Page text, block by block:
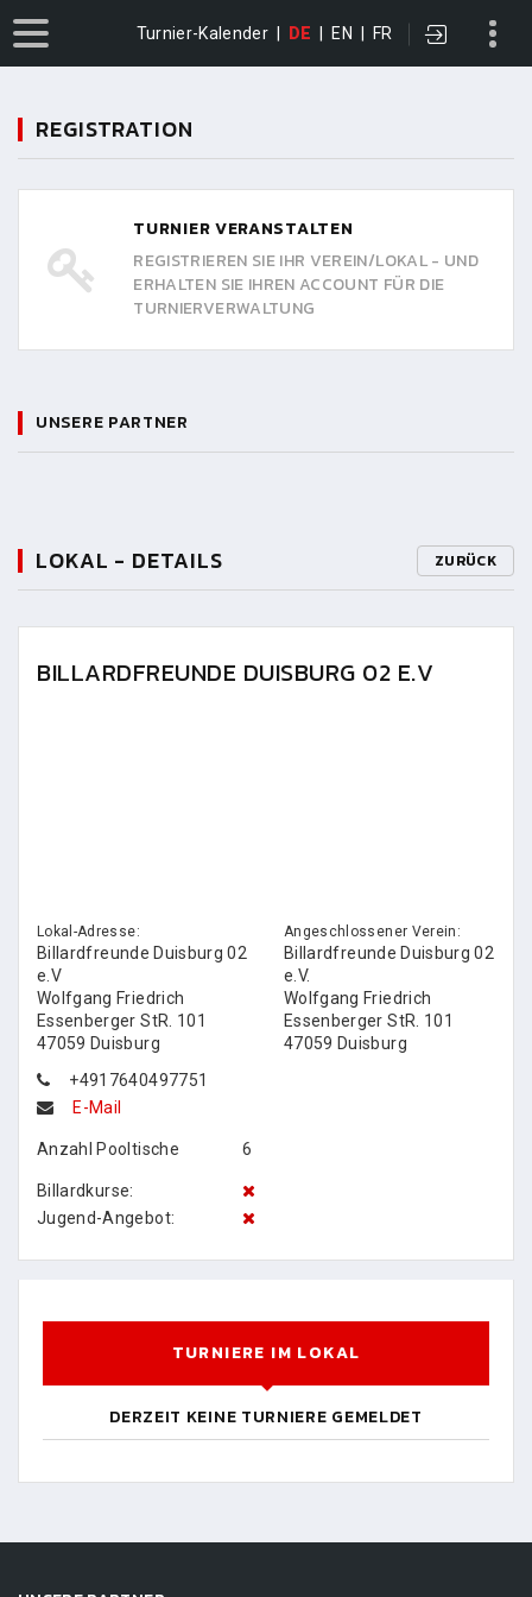
Turnier-Kalender DE EN FR
REGISTRATION
TURNIER VERANSTALTEN
REGISTRIEREN SIE IHR VEREIN/LOKAL - UND
ERHALTEN SIE IHREN ACCOUNT FÜR DIE
TURNIERVERWALTUNG
UNSERE PARTNER
LOKAL - DETAILS ZURÜCK
BILLARDFREUNDE DUISBURG 02 E.V
Lokal-Adresse:
Billardfreunde Duisburg 02
e.V
Wolfgang Friedrich
Essenberger StR. 101
47059 Duisburg
+4917640497751
E-Mail
Anzahl Pooltische 6
Billardkurse:
Jugend-Angebot:
Angeschlossener Verein:
Billardfreunde Duisburg 02
e.V.
Wolfgang Friedrich
Essenberger StR. 101
47059 Duisburg
TURNIERE IM LOKAL
DERZEIT KEINE TURNIERE GEMELDET